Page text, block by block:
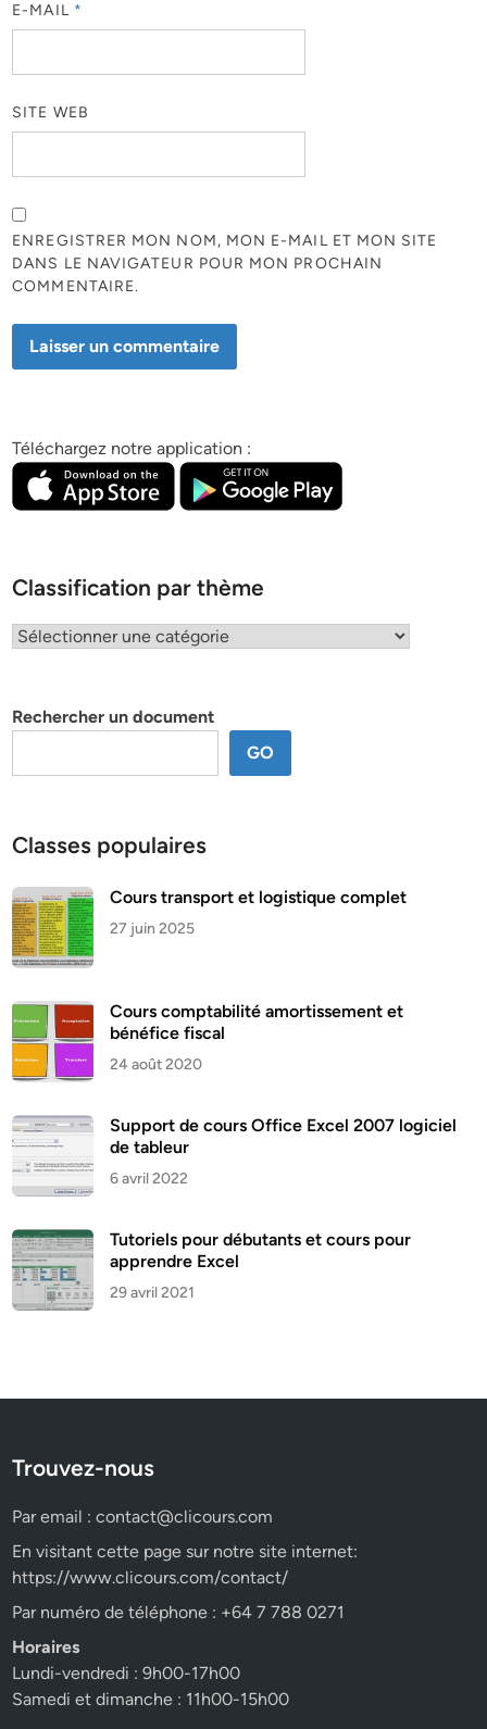
E-MAIL *
SITE WEB
ENREGISTRER MON NOM, MON E-MAIL ET MON SITE
DANS LE NAVIGATEUR POUR MON PROCHAIN
COMMENTAIRE.
Téléchargez notre application :
Classification par thème
Classification
Rechercher un document
GO
Classes populaires
Cours transport et logistique complet
27 juin 2025
Cours comptabilité amortissement et
bénéfice fiscal
24 août 2020
Support de cours Office Excel 2007 logiciel
de tableur
6 avril 2022
Tutoriels pour débutants et cours pour
apprendre Excel
29 avril 2021
Trouvez-nous
Par email :contact@clicours.com
En visitant cette page sur notre site internet:
https://www.clicours.com/contact/
Par numéro de téléphone : +64 7 788 0271
Horaires
Lundi-vendredi : 9h00-17h00
Samedi et dimanche : 11h00-15h00